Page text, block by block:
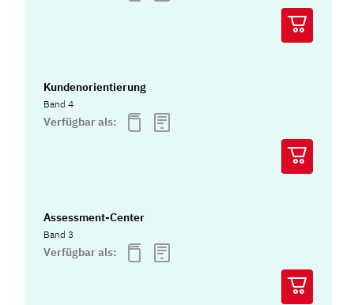
Kundenorientierung
Band 4
Verfügbar als:
Assessment-Center
Band 3
Verfügbar als: